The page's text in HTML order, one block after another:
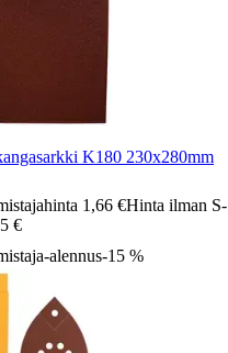
K180 230x280mm
1,66 €Hinta ilman S-
€
alennus-15 %